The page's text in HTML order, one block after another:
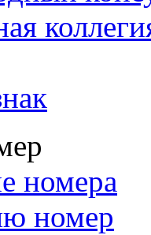
номера
номер